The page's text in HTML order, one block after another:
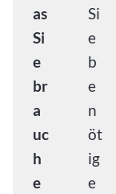
as
Si
e
br
a
uc
h
e
Si
e
b
e
n
öt
ig
e